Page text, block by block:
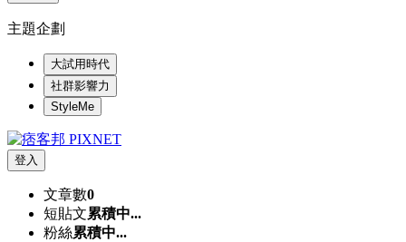
主題企劃
大試用時代
社群影響力
StyleMe
登入
文章數0
短貼文累積中...
粉絲累積中...